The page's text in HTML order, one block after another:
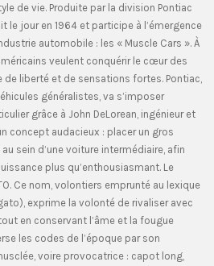
de vie. Produite par la division Pontiac
le jour en 1964 et participe à l’émergence
automobile : les « Muscle Cars ». À
veulent conquérir le cœur des
liberté et de sensations fortes. Pontiac,
généralistes, va s’imposer
grâce à John DeLorean, ingénieur et
concept audacieux : placer un gros
sein d’une voiture intermédiaire, afin
plus qu’enthousiasmant. Le
Ce nom, volontiers emprunté au lexique
exprime la volonté de rivaliser avec
en conservant l’âme et la fougue
les codes de l’époque par son
voire provocatrice : capot long,